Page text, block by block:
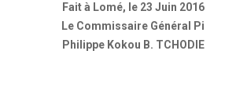
Fait à Lomé, le 23 Juin 2016
Le Commissaire Général Pi
Philippe Kokou B. TCHODIE